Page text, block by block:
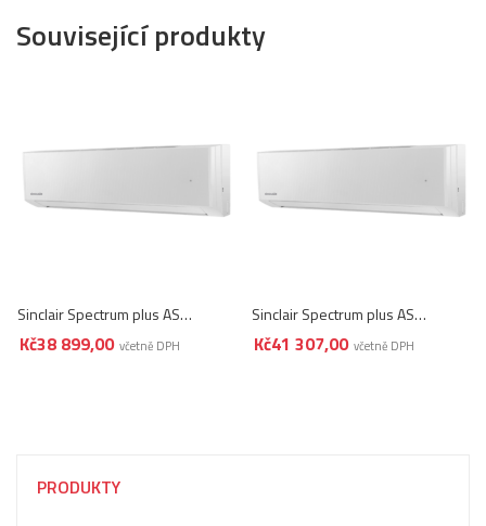
Související produkty
Sinclair Spectrum plus ASH-09BIS2/W
Kč38 899,00 včetně DPH
Sinclair Spectrum plus ASH-13BIS2/W
Kč41 307,00 včetně DPH
PRODUKTY